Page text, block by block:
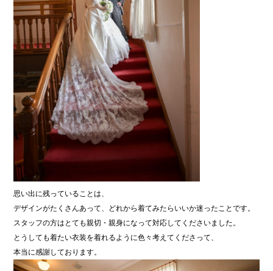
思い出に残っていることは、
デザインがたくさんあって、どれから着てみたらいいか迷ったことです。
スタッフの方はとても親切・親身になって対応してくださいました。
とうしても着たい衣装を着れるように色々考えてくださって、
本当に感謝しております。